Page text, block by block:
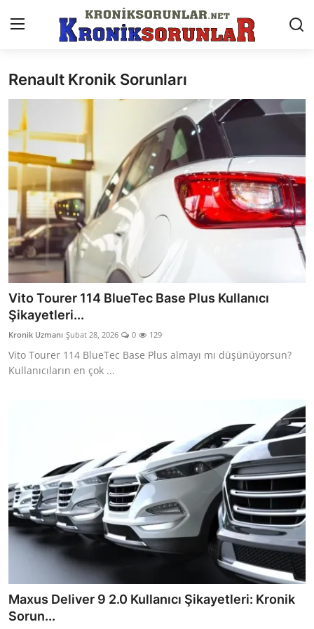
Anasayfa
Markalar
İletişim
Trafik & Cezalar
Sigorta & Kasko
Vergi & ÖTV & MTV
Muayene & Ruhsat
Sorgulamalar
İkinci El & Alım-Satım
Bakım & Arıza Çözümleri
Sürüş & Güvenlik
Lastik & Jant
Yağlar & Sıvılar
LPG & Yakıt
Elektrik & Akü
Klima & Konfor
Renault Kronik Sorunları
Vito Tourer 114 BlueTec Base Plus Kullanıcı
Şikayetleri...
Kronik Uzmanı Şubat 28, 2026 0 129
Vito Tourer 114 BlueTec Base Plus almayı mı düşünüyorsun?
Kullanıcıların en çok ...
Maxus Deliver 9 2.0 Kullanıcı Şikayetleri: Kronik
Sorun...